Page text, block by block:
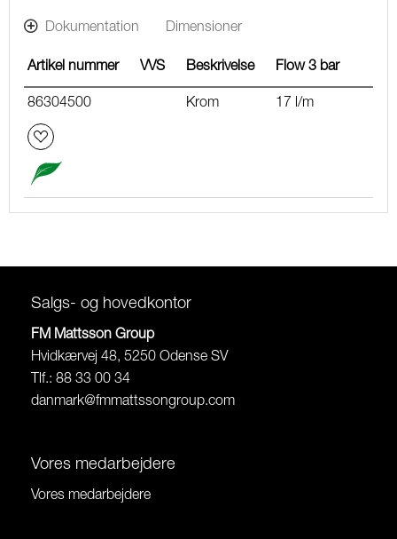
OBS! Tud bestilles separat.
Dokumentation Dimensioner
Artikel nummer VVS Beskrivelse Flow 3 bar
86304500 Krom 17 l/m
Salgs- og hovedkontor
FM Mattsson Group
Hvidkærvej 48, 5250 Odense SV
Tlf.: 88 33 00 34
danmark@fmmattssongroup.com
Vores medarbejdere
Vores medarbejdere